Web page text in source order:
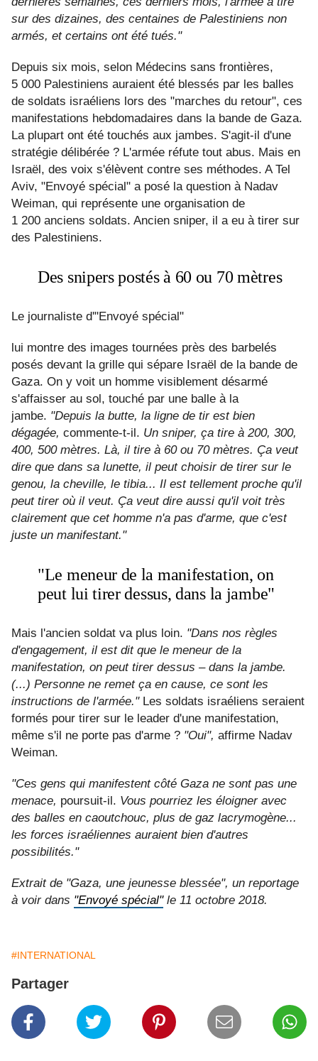
sur des dizaines, des centaines de Palestiniens non
armés, et certains ont été tués."
Depuis six mois, selon Médecins sans frontières,
5 000 Palestiniens auraient été blessés par les balles
de soldats israéliens lors des "marches du retour", ces
manifestations hebdomadaires dans la bande de Gaza.
La plupart ont été touchés aux jambes. S'agit-il d'une
stratégie délibérée ? L'armée réfute tout abus. Mais en
Israël, des voix s'élèvent contre ses méthodes. A Tel
Aviv, "Envoyé spécial" a posé la question à Nadav
Weiman, qui représente une organisation de
1 200 anciens soldats. Ancien sniper, il a eu à tirer sur
des Palestiniens.
Des snipers postés à 60 ou 70 mètres
Le journaliste d'"Envoyé spécial"
lui montre des images tournées près des barbelés
posés devant la grille qui sépare Israël de la bande de
Gaza. On y voit un homme visiblement désarmé
s'affaisser au sol, touché par une balle à la
jambe. "Depuis la butte, la ligne de tir est bien
dégagée, commente-t-il. Un sniper, ça tire à 200, 300,
400, 500 mètres. Là, il tire à 60 ou 70 mètres. Ça veut
dire que dans sa lunette, il peut choisir de tirer sur le
genou, la cheville, le tibia... Il est tellement proche qu'il
peut tirer où il veut. Ça veut dire aussi qu'il voit très
clairement que cet homme n'a pas d'arme, que c'est
juste un manifestant."
"Le meneur de la manifestation, on
peut lui tirer dessus, dans la jambe"
Mais l'ancien soldat va plus loin. "Dans nos règles
d'engagement, il est dit que le meneur de la
manifestation, on peut tirer dessus – dans la jambe.
(...) Personne ne remet ça en cause, ce sont les
instructions de l'armée." Les soldats israéliens seraient
formés pour tirer sur le leader d'une manifestation,
même s'il ne porte pas d'arme ? "Oui", affirme Nadav
Weiman.
"Ces gens qui manifestent côté Gaza ne sont pas une
menace, poursuit-il. Vous pourriez les éloigner avec
des balles en caoutchouc, plus de gaz lacrymogène...
les forces israéliennes auraient bien d'autres
possibilités."
Extrait de "Gaza, une jeunesse blessée", un reportage
à voir dans "Envoyé spécial" le 11 octobre 2018.
#INTERNATIONAL
Partager